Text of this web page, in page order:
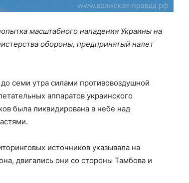
масштабного нападения Украины на
обороны, предпринятый налет
семи утра силами противовоздушной
аппаратов украинского
была ликвидирована в небе над
источников указывала на
двигались они со стороны Тамбова и